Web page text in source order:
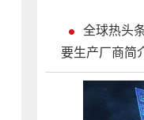
全球热头
要生产厂商简